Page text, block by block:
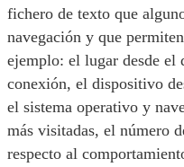
fichero de texto que
navegación y que
ejemplo: el lugar desde el
conexión, el dispositivo
el sistema operativo y
más visitadas, el número
respecto al